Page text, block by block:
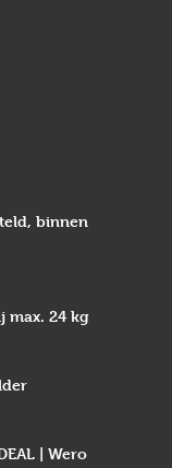
binnen
max. 24 kg
| Wero